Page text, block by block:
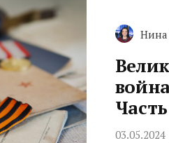
Нина
03.05.2024